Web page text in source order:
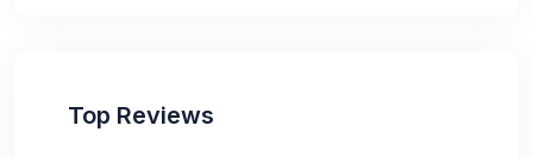
Top Reviews